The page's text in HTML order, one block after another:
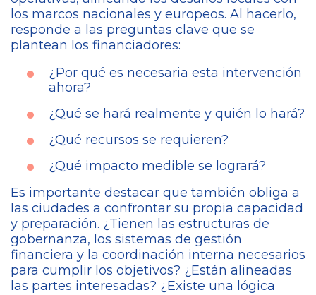
los marcos nacionales y europeos. Al hacerlo,
responde a las preguntas clave que se
plantean los financiadores:
¿Por qué es necesaria esta intervención
ahora?
¿Qué se hará realmente y quién lo hará?
¿Qué recursos se requieren?
¿Qué impacto medible se logrará?
Es importante destacar que también obliga a
las ciudades a confrontar su propia capacidad
y preparación. ¿Tienen las estructuras de
gobernanza, los sistemas de gestión
financiera y la coordinación interna necesarios
para cumplir los objetivos? ¿Están alineadas
las partes interesadas? ¿Existe una lógica